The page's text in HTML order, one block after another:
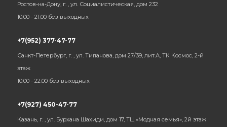
Ростов-на-Дону, г. , ул. Социалистическая, дом 232
10:00 - 21:00 без выходных
+7(952) 377-47-77
Санкт-Петербург, г. , ул. Типанова, дом 27/39, лит.А, ТК Космос, 2-й
этаж
10:00 - 22:00 без выходных
+7(927) 450-47-77
Казань, г. , ул. Бурхана Шахиди, дом 17, ТЦ «Модная семья», 2й этаж